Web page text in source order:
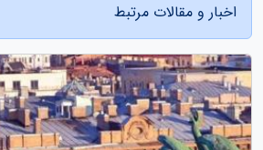
اخبار و مقالات مرتبط